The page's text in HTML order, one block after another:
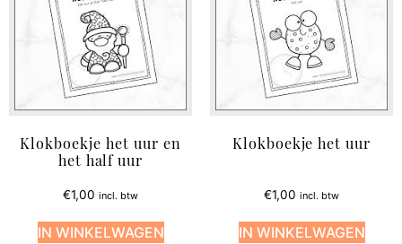
Klokboekje het uur en
het half uur
€1,00 incl. btw
IN WINKELWAGEN
Klokboekje het uur
€1,00 incl. btw
IN WINKELWAGEN